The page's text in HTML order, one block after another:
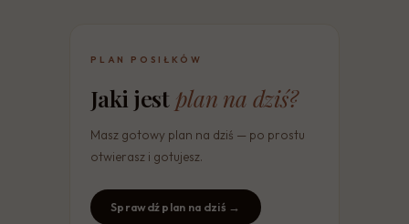
PLAN POSIŁKÓW
Jaki jest plan na dziś?
Masz gotowy plan na dziś — po prostu
otwierasz i gotujesz.
Sprawdź plan na dziś →